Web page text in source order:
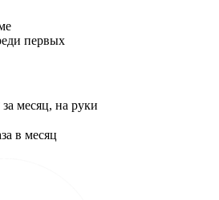
первых
за месяц, на руки
в месяц